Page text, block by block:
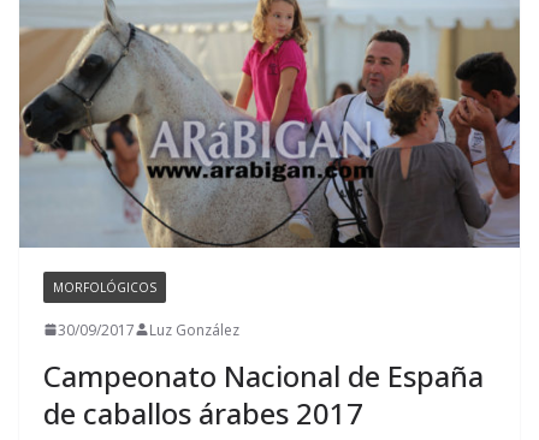
MORFOLÓGICOS
30/09/2017 Luz González
Campeonato Nacional de España
de caballos árabes 2017